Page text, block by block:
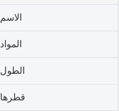
الاسم
المواد
الطول
قطرها